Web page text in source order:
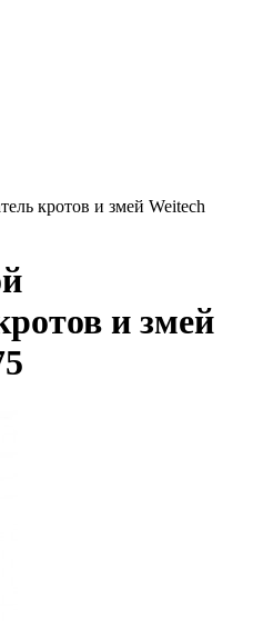
кротов и змей Weitech
и змей